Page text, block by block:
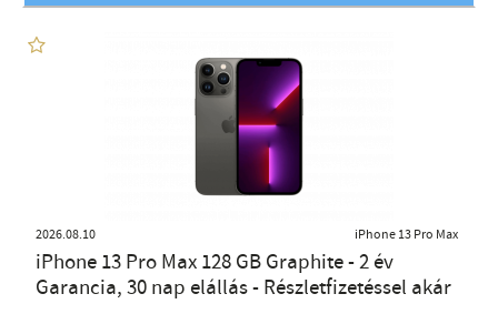
2026.08.10 iPhone 13 Pro Max
iPhone 13 Pro Max 128 GB Graphite - 2 év
Garancia, 30 nap elállás - Részletfizetéssel akár